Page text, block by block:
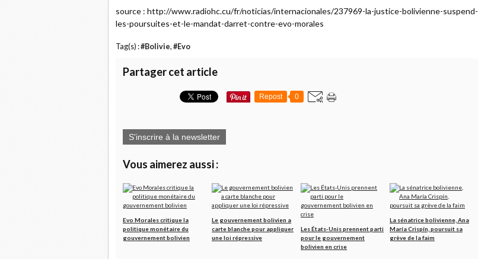
source : http://www.radiohc.cu/fr/noticias/internacionales/237969-la-justice-bolivienne-suspend-
les-poursuites-et-le-mandat-darret-contre-evo-morales
Tag(s) :#Bolivie, #Evo
Partager cet article
Repost 0
S'inscrire à la newsletter
Vous aimerez aussi :
Evo Morales critique la
politique monétaire du
gouvernement bolivien
Le gouvernement bolivien a
carte blanche pour appliquer
une loi répressive
Les États-Unis prennent parti
pour le gouvernement
bolivien en crise
La sénatrice bolivienne, Ana
María Crispín, poursuit sa
grève de la faim